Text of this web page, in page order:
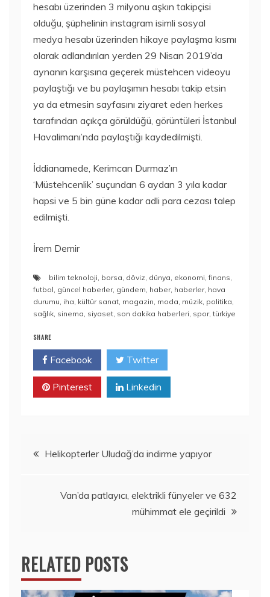
hesabı üzerinden 3 milyonu aşkın takipçisi
olduğu, şüphelinin instagram isimli sosyal
medya hesabı üzerinden hikaye paylaşma kısmı
olarak adlandırılan yerden 29 Nisan 2019’da
aynanın karşısına geçerek müstehcen videoyu
paylaştığı ve bu paylaşımın hesabı takip etsin
ya da etmesin sayfasını ziyaret eden herkes
tarafından açıkça görüldüğü, görüntüleri İstanbul
Havalimanı’nda paylaştığı kaydedilmişti.
İddianamede, Kerimcan Durmaz’ın
‘Müstehcenlik’ suçundan 6 aydan 3 yıla kadar
hapsi ve 5 bin güne kadar adli para cezası talep
edilmişti.
İrem Demir
bilim teknoloji, borsa, döviz, dünya, ekonomi,finans,
futbol, güncel haberler, gündem, haber, haberler, hava
durumu, iha, kültür sanat, magazin, moda, müzik, politika,
sağlık, sinema, siyaset, son dakika haberleri, spor,türkiye
SHARE
Facebook Twitter
Pinterest Linkedin
YazıHelikopterler Uludağ’da indirme yapıyor
Van’da patlayıcı, elektrikli fünyeler ve 632
mühimmat ele geçirildi
RELATED POSTS